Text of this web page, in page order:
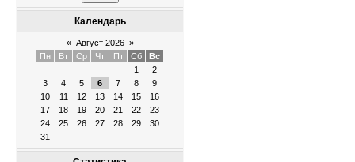
Календарь
« Август 2026 »
Пн
Вт Ср Чт Пт Сб
Вс
1
2
3
4 5 6 7 8
9
10
11 12 13 14 15
16
17
18 19 20 21 22
23
24
25 26 27 28 29
30
31